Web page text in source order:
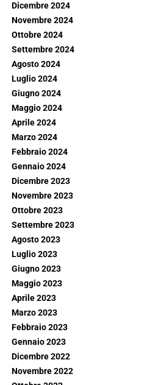
Dicembre 2024
Novembre 2024
Ottobre 2024
Settembre 2024
Agosto 2024
Luglio 2024
Giugno 2024
Maggio 2024
Aprile 2024
Marzo 2024
Febbraio 2024
Gennaio 2024
Dicembre 2023
Novembre 2023
Ottobre 2023
Settembre 2023
Agosto 2023
Luglio 2023
Giugno 2023
Maggio 2023
Aprile 2023
Marzo 2023
Febbraio 2023
Gennaio 2023
Dicembre 2022
Novembre 2022